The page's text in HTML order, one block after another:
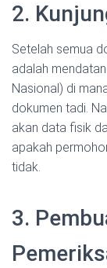
2.
Setelah semua
adalah
Nasional) di
dokumen tadi.
akan data fisik
apakah
tidak.
3.